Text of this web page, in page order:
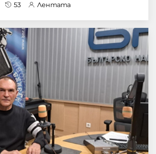
53 Лентата